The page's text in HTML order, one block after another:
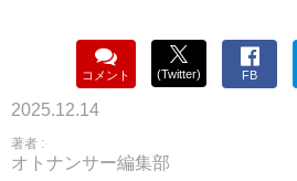
コメント (Twitter) FB
2025.12.14
著者 :
オトナンサー編集部